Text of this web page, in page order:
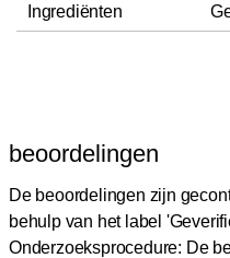
Ingrediënten
beoordelingen
De beoordelingen zijn
behulp van het label
Onderzoeksprocedure: De